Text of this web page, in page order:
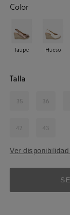
Color
Taupe Hueso
Talla
35 36
42 43
Ver